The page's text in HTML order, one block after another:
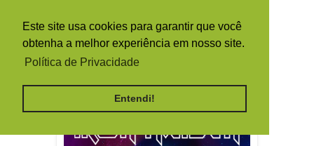
Este site usa cookies para garantir que você
obtenha a melhor experiência em nosso site.
Política de Privacidade
Entendi!